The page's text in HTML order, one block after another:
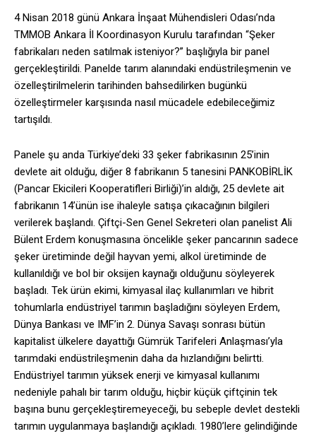
4 Nisan 2018 günü Ankara İnşaat Mühendisleri Odası’nda
TMMOB Ankara İl Koordinasyon Kurulu tarafından “Şeker
fabrikaları neden satılmak isteniyor?” başlığıyla bir panel
gerçekleştirildi. Panelde tarım alanındaki endüstrileşmenin ve
özelleştirilmelerin tarihinden bahsedilirken bugünkü
özelleştirmeler karşısında nasıl mücadele edebileceğimiz
tartışıldı.
Panele şu anda Türkiye’deki 33 şeker fabrikasının 25’inin
devlete ait olduğu, diğer 8 fabrikanın 5 tanesini PANKOBİRLİK
(Pancar Ekicileri Kooperatifleri Birliği)’in aldığı, 25 devlete ait
fabrikanın 14’ünün ise ihaleyle satışa çıkacağının bilgileri
verilerek başlandı. Çiftçi-Sen Genel Sekreteri olan panelist Ali
Bülent Erdem konuşmasına öncelikle şeker pancarının sadece
şeker üretiminde değil hayvan yemi, alkol üretiminde de
kullanıldığı ve bol bir oksijen kaynağı olduğunu söyleyerek
başladı. Tek ürün ekimi, kimyasal ilaç kullanımları ve hibrit
tohumlarla endüstriyel tarımın başladığını söyleyen Erdem,
Dünya Bankası ve IMF’in 2. Dünya Savaşı sonrası bütün
kapitalist ülkelere dayattığı Gümrük Tarifeleri Anlaşması’yla
tarımdaki endüstrileşmenin daha da hızlandığını belirtti.
Endüstriyel tarımın yüksek enerji ve kimyasal kullanımı
nedeniyle pahalı bir tarım olduğu, hiçbir küçük çiftçinin tek
başına bunu gerçekleştiremeyeceği, bu sebeple devlet destekli
tarımın uygulanmaya başlandığı açıkladı. 1980’lere gelindiğinde